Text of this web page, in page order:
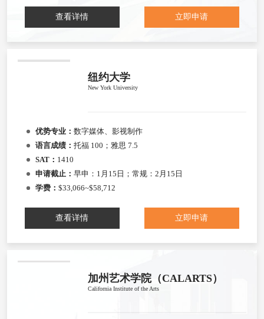
查看详情 立即申请
纽约大学
New York University
优势专业： 数字媒体、影视制作
语言成绩： 托福 100；雅思 7.5
SAT： 1410
申请截止： 早申：1月15日；常规：2月15日
学费： $33,066~$58,712
查看详情 立即申请
加州艺术学院（CALARTS）
California Institute of the Arts